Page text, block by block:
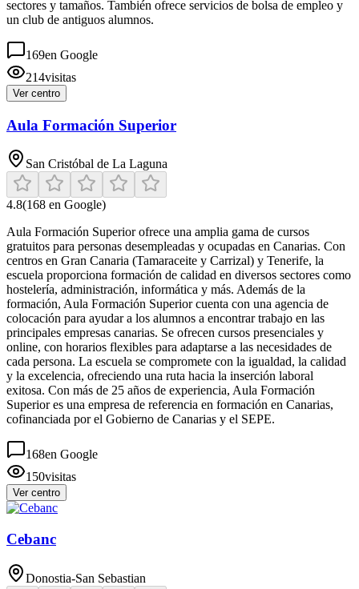
sectores y tamaños. También ofrece servicios de bolsa de empleo y
un club de antiguos alumnos.
169en Google
214visitas
Ver centro
Aula Formación Superior
San Cristóbal de La Laguna
4.8(168 en Google)
Aula Formación Superior ofrece una amplia gama de cursos
gratuitos para personas desempleadas y ocupadas en Canarias. Con
centros en Gran Canaria (Tamaraceite y Carrizal) y Tenerife, la
escuela proporciona formación de calidad en diversos sectores como
hostelería, administración, informática y más. Además de la
formación, Aula Formación Superior cuenta con una agencia de
colocación para ayudar a los alumnos a encontrar trabajo en las
principales empresas canarias. Se ofrecen cursos presenciales y
online, con horarios flexibles para adaptarse a las necesidades de
cada persona. La escuela se compromete con la igualdad, la calidad
y la excelencia, ofreciendo una ruta hacia la inserción laboral
exitosa. Con más de 25 años de experiencia, Aula Formación
Superior es una empresa de referencia en formación en Canarias,
cofinanciada por el Gobierno de Canarias y el SEPE.
168en Google
150visitas
Ver centro
Cebanc
Donostia-San Sebastian